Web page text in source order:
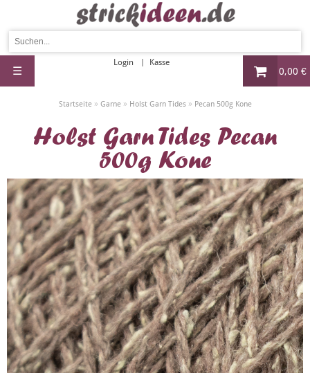
0,00 €
Login Kasse
☰
Startseite» Garne» Holst Garn Tides» Pecan 500g Kone
Holst Garn Tides Pecan
500g Kone